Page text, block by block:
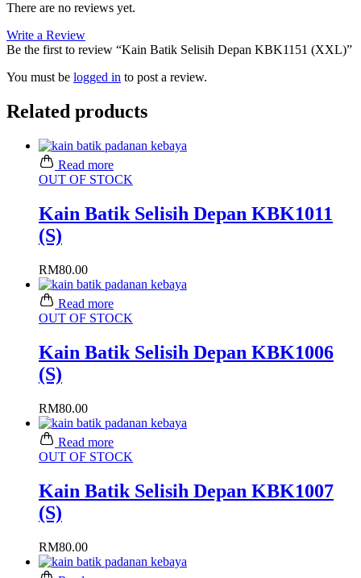
There are no reviews yet.
Write a Review
Be the first to review “Kain Batik Selisih Depan KBK1151 (XXL)”
You must be logged in to post a review.
Related products
Read more
OUT OF STOCK
Kain Batik Selisih Depan KBK1011
(S)
RM80.00
Read more
OUT OF STOCK
Kain Batik Selisih Depan KBK1006
(S)
RM80.00
Read more
OUT OF STOCK
Kain Batik Selisih Depan KBK1007
(S)
RM80.00